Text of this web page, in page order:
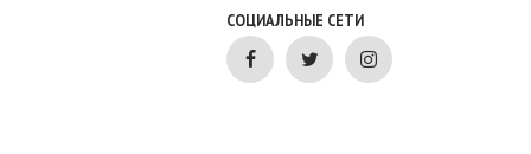
СОЦИАЛЬНЫЕ СЕТИ